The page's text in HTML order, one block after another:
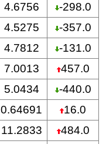
4.6756
-298.0
4.5275
-357.0
4.7812
-131.0
7.0013
457.0
5.0434
-440.0
0.64691
16.0
11.2833
484.0